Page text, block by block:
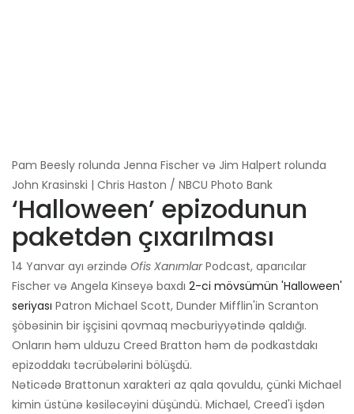
Pam Beesly rolunda Jenna Fischer və Jim Halpert rolunda
John Krasinski | Chris Haston / NBCU Photo Bank
‘Halloween’ epizodunun
paketdən çıxarılması
14 Yanvar ayı ərzində Ofis XanımlarPodcast, aparıcılar
Fischer və Angela Kinseyə baxdı 2-ci mövsümün 'Halloween'
seriyası Patron Michael Scott, Dunder Mifflin'in Scranton
şöbəsinin bir işçisini qovmaq məcburiyyətində qaldığı.
Onların həm ulduzu Creed Bratton həm də podkastdakı
epizoddakı təcrübələrini bölüşdü.
Nəticədə Brattonun xarakteri az qala qovuldu, çünki Michael
kimin üstünə kəsiləcəyini düşündü. Michael, Creed'i işdən